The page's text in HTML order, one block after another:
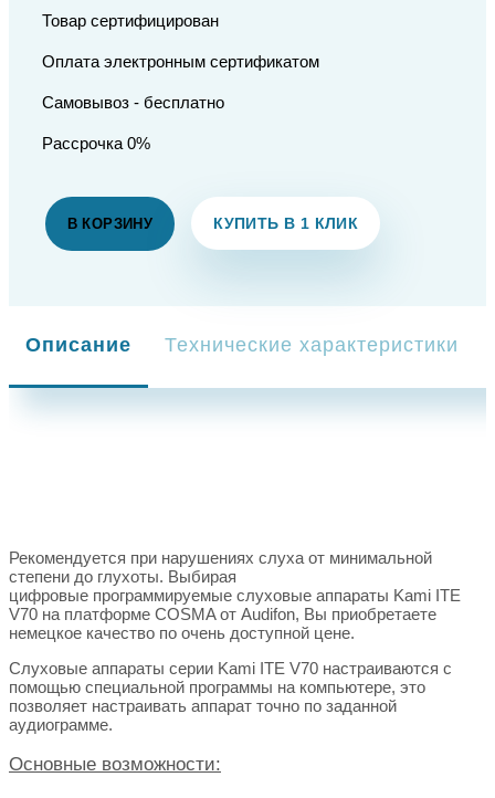
Товар сертифицирован
Оплата электронным сертификатом
Самовывоз - бесплатно
Рассрочка 0%
В КОРЗИНУ КУПИТЬ В 1 КЛИК
Описание Технические характеристики
Рекомендуется при нарушениях слуха от минимальной
степени до глухоты. Выбирая
цифровые программируемые слуховые аппараты Kami ITE
V70 на платформе COSMA от Audifon, Вы приобретаете
немецкое качество по очень доступной цене.
Слуховые аппараты серии Kami ITE V70 настраиваются с
помощью специальной программы на компьютере, это
позволяет настраивать аппарат точно по заданной
аудиограмме.
Основные возможности: